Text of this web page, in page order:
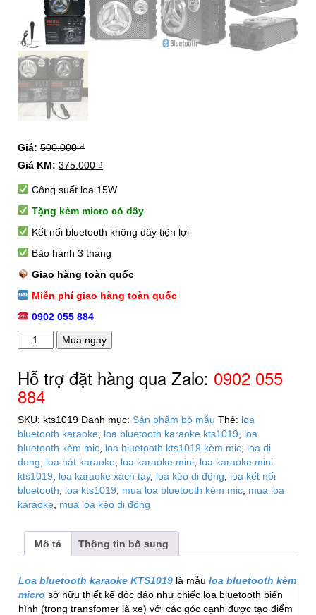
Giá: 500.000₫
Giá KM: 375.000 ₫
Công suất loa 15W
Tặng kèm micro có dây
Kết nối bluetooth không dây tiện lợi
Bảo hành 3 tháng
Giao hàng toàn quốc
Miễn phí giao hàng toàn quốc
0902 055 884
Loa
bluetooth
KTS1019
tặng
micro
dây
số
lượng
Mua ngay
Hỗ trợ đặt hàng qua Zalo: 0902 055
884
SKU: kts1019 Danh mục: Sản phẩm bỏ mẫu Thẻ: loa
bluetooth karaoke
loa bluetooth karaoke kts1019
loa
bluetooth kèm mic loa bluetooth kts1019 kèm mic loa di
dong
loa hát karaoke loa karaoke mini loa karaoke mini
kts1019
loa karaoke xách tay, loa kéo di động
loa kết nối
bluetooth
loa kts1019 mua loa bluetooth kèm mic mua loa
karaoke
mua loa kéo di động
Mô tả Thông tin bổ sung
Loa bluetooth karaoke KTS1019 là mẫu loa bluetooth kèm
micro sở hữu thiết kế độc đáo như chiếc loa bluetooth biến
hình (trong transfomer là xe) với các góc cạnh được tạo điểm